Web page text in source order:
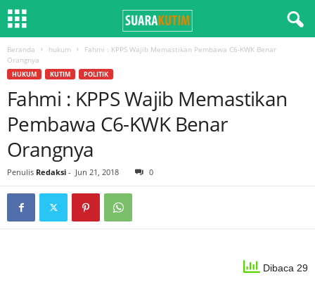
Beranda hukum
Fahmi : KPPS Wajib Memastikan Pembawa C6-KWK Benar
Orangnya
HUKUM KUTIM POLITIK
Fahmi : KPPS Wajib Memastikan
Pembawa C6-KWK Benar
Orangnya
Penulis Redaksi - Jun 21, 2018 0
Dibaca 29